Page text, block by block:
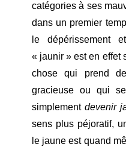
catégories à ses
dans un premier
le dépérissement
« jaunir » est en effet
chose qui prend
gracieuse ou qui
simplement devenir
sens plus péjoratif,
le jaune est quand